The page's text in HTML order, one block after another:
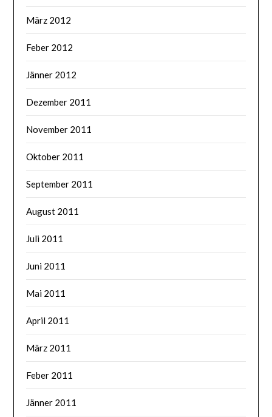
März 2012
Feber 2012
Jänner 2012
Dezember 2011
November 2011
Oktober 2011
September 2011
August 2011
Juli 2011
Juni 2011
Mai 2011
April 2011
März 2011
Feber 2011
Jänner 2011